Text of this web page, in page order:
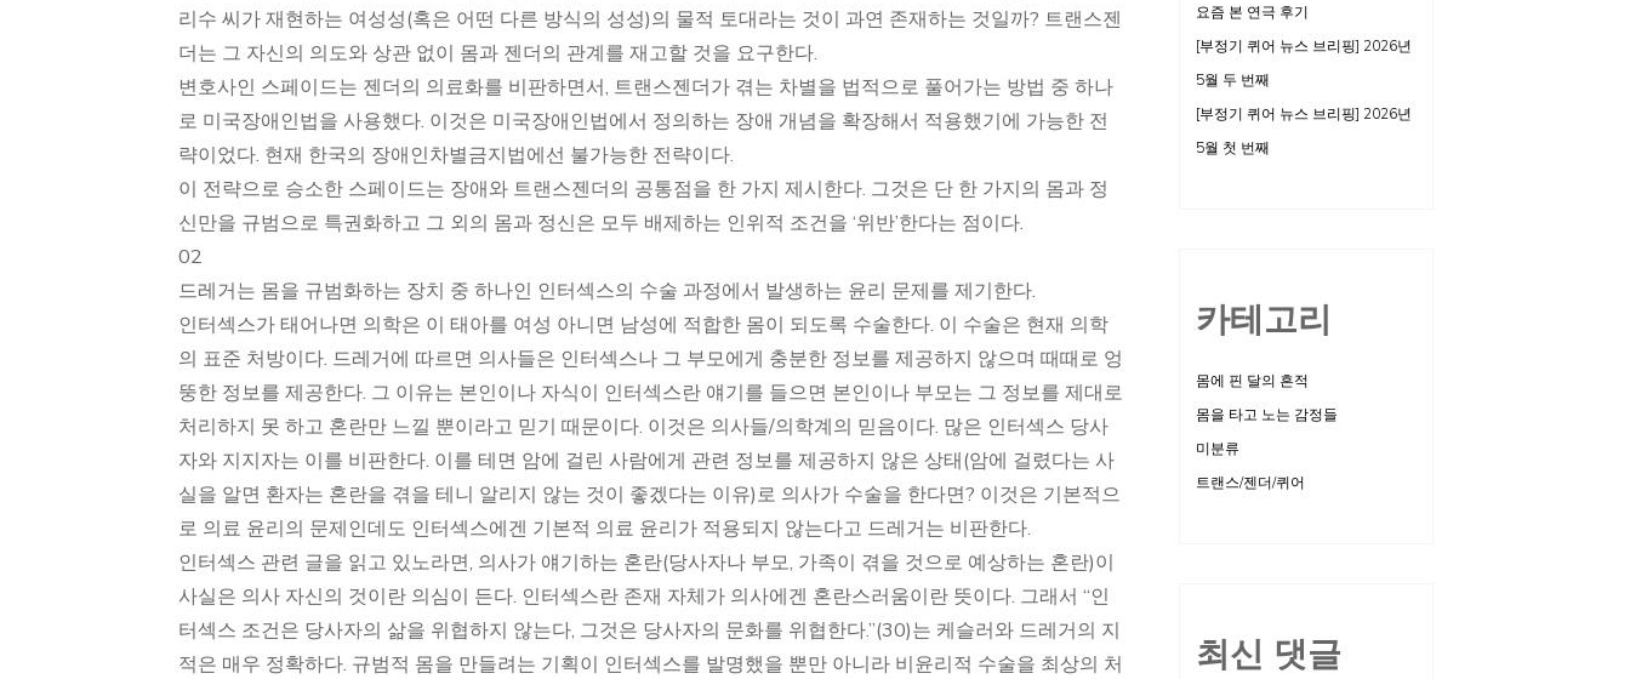
리수 씨가 재현하는 여성성(혹은 어떤 다른 방식의 성성)의 물적 토대라는 것이 과연 존재하는 것일까? 트랜스젠
더는 그 자신의 의도와 상관 없이 몸과 젠더의 관계를 재고할 것을 요구한다.
변호사인 스페이드는 젠더의 의료화를 비판하면서, 트랜스젠더가 겪는 차별을 법적으로 풀어가는 방법 중 하나
로 미국장애인법을 사용했다. 이것은 미국장애인법에서 정의하는 장애 개념을 확장해서 적용했기에 가능한 전
략이었다. 현재 한국의 장애인차별금지법에선 불가능한 전략이다.
이 전략으로 승소한 스페이드는 장애와 트랜스젠더의 공통점을 한 가지 제시한다. 그것은 단 한 가지의 몸과 정
신만을 규범으로 특권화하고 그 외의 몸과 정신은 모두 배제하는 인위적 조건을 ‘위반’한다는 점이다.
02
드레거는 몸을 규범화하는 장치 중 하나인 인터섹스의 수술 과정에서 발생하는 윤리 문제를 제기한다.
인터섹스가 태어나면 의학은 이 태아를 여성 아니면 남성에 적합한 몸이 되도록 수술한다. 이 수술은 현재 의학
의 표준 처방이다. 드레거에 따르면 의사들은 인터섹스나 그 부모에게 충분한 정보를 제공하지 않으며 때때로 엉
뚱한 정보를 제공한다. 그 이유는 본인이나 자식이 인터섹스란 얘기를 들으면 본인이나 부모는 그 정보를 제대로
처리하지 못 하고 혼란만 느낄 뿐이라고 믿기 때문이다. 이것은 의사들/의학계의 믿음이다. 많은 인터섹스 당사
자와 지지자는 이를 비판한다. 이를 테면 암에 걸린 사람에게 관련 정보를 제공하지 않은 상태(암에 걸렸다는 사
실을 알면 환자는 혼란을 겪을 테니 알리지 않는 것이 좋겠다는 이유)로 의사가 수술을 한다면? 이것은 기본적으
로 의료 윤리의 문제인데도 인터섹스에겐 기본적 의료 윤리가 적용되지 않는다고 드레거는 비판한다.
인터섹스 관련 글을 읽고 있노라면, 의사가 얘기하는 혼란(당사자나 부모, 가족이 겪을 것으로 예상하는 혼란)이
사실은 의사 자신의 것이란 의심이 든다. 인터섹스란 존재 자체가 의사에겐 혼란스러움이란 뜻이다. 그래서 “인
터섹스 조건은 당사자의 삶을 위협하지 않는다, 그것은 당사자의 문화를 위협한다.”(30)는 케슬러와 드레거의 지
적은 매우 정확하다. 규범적 몸을 만들려는 기획이 인터섹스를 발명했을 뿐만 아니라 비윤리적 수술을 최상의 처
요즘 본 연극 후기
[부정기 퀴어 뉴스 브리핑] 2026년
5월 두 번째
[부정기 퀴어 뉴스 브리핑] 2026년
5월 첫 번째
카테고리
몸에 핀 달의 흔적
몸을 타고 노는 감정들
미분류
트랜스/젠더/퀴어
최신 댓글